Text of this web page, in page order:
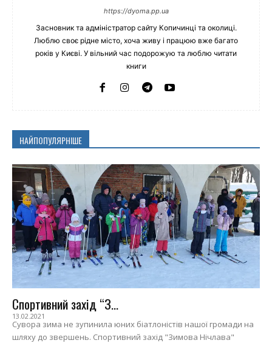
https://dyoma.pp.ua
Засновник та адміністратор сайту Копичинці та околиці.
Люблю своє рідне місто, хоча живу і працюю вже багато
років у Києві. У вільний час подорожую та люблю читати
книги
НАЙПОПУЛЯРНІШЕ
Спортивний захід “З...
13.02.2021
Сувора зима не зупинила юних біатлоністів нашої громади на
шляху до звершень. Спортивний захід "Зимова Нічлава"